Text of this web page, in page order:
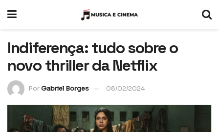
Indiferença: tudo sobre o
novo thriller da Netflix
PorGabriel Borges 08/02/2024